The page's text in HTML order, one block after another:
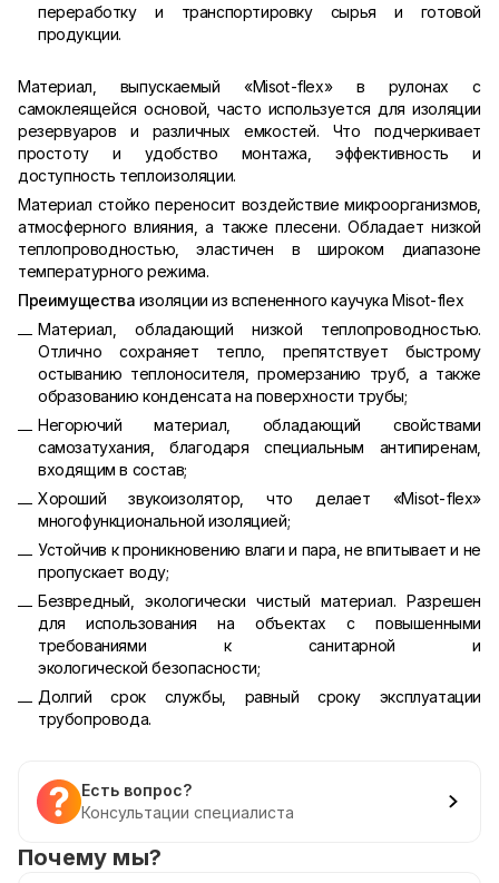
переработку и транспортировку сырья и готовой
продукции.
Материал, выпускаемый «Misot-flex» в рулонах с
самоклеящейся основой, часто используется для изоляции
резервуаров и различных емкостей. Что подчеркивает
простоту и удобство монтажа, эффективность и
доступность теплоизоляции.
Материал стойко переносит воздействие микроорганизмов,
атмосферного влияния, а также плесени. Обладает низкой
теплопроводностью, эластичен в широком диапазоне
температурного режима.
Преимущества изоляции из вспененного каучука Misot-flex
Материал, обладающий низкой теплопроводностью.
Отлично сохраняет тепло, препятствует быстрому
остыванию теплоносителя, промерзанию труб, а также
образованию конденсата на поверхности трубы;
Негорючий материал, обладающий свойствами
самозатухания, благодаря специальным антипиренам,
входящим в состав;
Хороший звукоизолятор, что делает «Misot-flex»
многофункциональной изоляцией;
Устойчив к проникновению влаги и пара, не впитывает и не
пропускает воду;
Безвредный, экологически чистый материал. Разрешен
для использования на объектах с повышенными
требованиями к санитарной и
экологической безопасности;
Долгий срок службы, равный сроку эксплуатации
трубопровода.
Есть вопрос?
Консультации специалиста
Почему мы?